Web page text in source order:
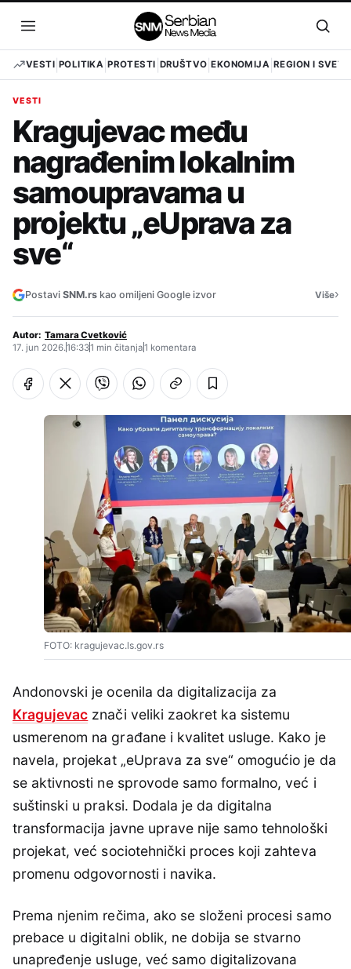
sadržaj
Otvori
meni
VESTI POLITIKA PROTESTI DRUŠTVO EKONOMIJA REGION I SVET
VESTI
Kragujevac među
nagrađenim lokalnim
samoupravama u
projektu „eUprava za
sve“
Postavi SNM.rs kao omiljeni Google izvor Više›
Autor: Tamara Cvetković
17. jun 2026.16:331 min čitanja1 komentara
FOTO: kragujevac.ls.gov.rs
Andonovski je ocenila da digitalizacija za
Kragujevac znači veliki zaokret ka sistemu
usmerenom na građane i kvalitet usluge. Kako je
navela, projekat „eUprava za sve“ omogućio je da
se aktivnosti ne sprovode samo formalno, već i
suštinski u praksi. Dodala je da digitalna
transformacija javne uprave nije samo tehnološki
projekat, već sociotehnički proces koji zahteva
promenu odgovornosti i navika.
Prema njenim rečima, ako se složeni procesi samo
prebace u digitalni oblik, ne dobija se stvarno
unapređenje usluge, već samo digitalizovana